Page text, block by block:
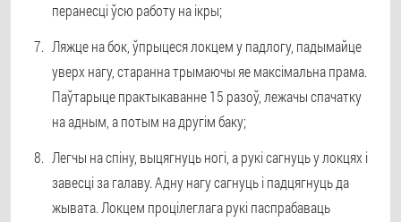
перанесці ўсю работу на ікры;
Ляжце на бок, ўпрыцеся локцем у падлогу, падымайце
уверх нагу, старанна трымаючы яе максімальна прама.
Паўтарыце практыкаванне 15 разоў, лежачы спачатку
на адным, а потым на другім баку;
Легчы на ​​спіну, выцягнуць ногі, а рукі сагнуць у локцях і
завесці за галаву. Адну нагу сагнуць і падцягнуць да
жывата. Локцем процілеглага рукі паспрабаваць